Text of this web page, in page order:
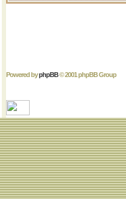
Powered byphpBB© 2001 phpBB Group